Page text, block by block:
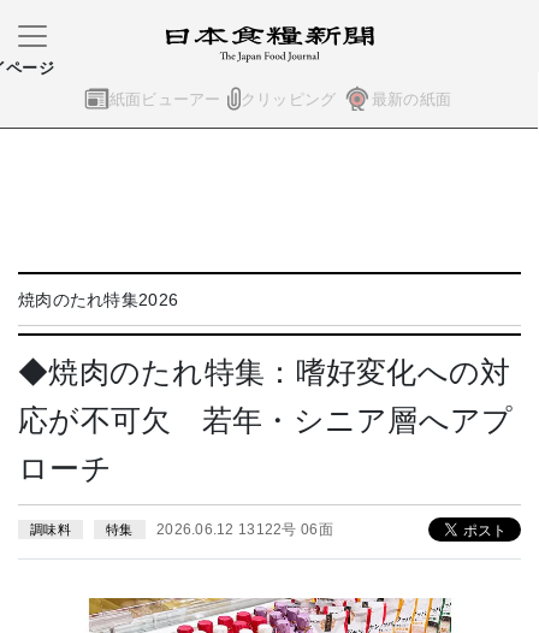
紙面ビューアー クリッピング 最新の紙面
ページ
焼肉のたれ特集2026
◆焼肉のたれ特集：嗜好変化への対
応が不可欠 若年・シニア層へアプ
ローチ
調味料 特集 2026.06.12 13122号 06面